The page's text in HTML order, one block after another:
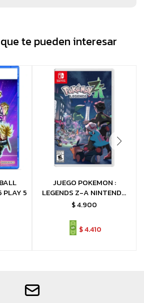
te pueden interesar
PLAY 5
JUEGO POKEMON :
LEGENDS Z-A NINTENDO
SWITCH LEYENDAS Z-A
$4.900
$4.410